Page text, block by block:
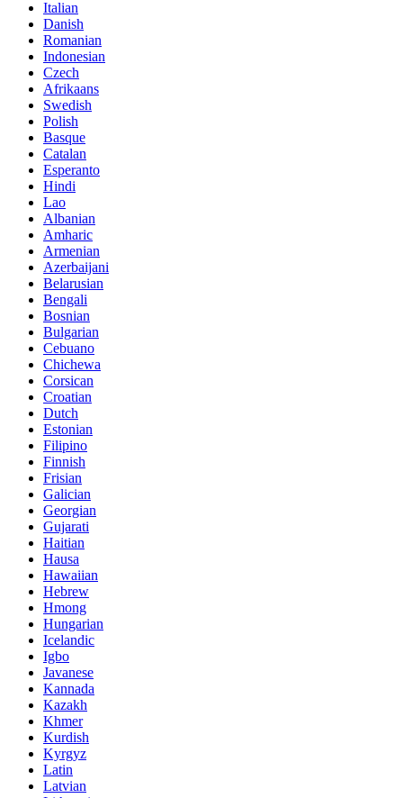
Italian
Danish
Romanian
Indonesian
Czech
Afrikaans
Swedish
Polish
Basque
Catalan
Esperanto
Hindi
Lao
Albanian
Amharic
Armenian
Azerbaijani
Belarusian
Bengali
Bosnian
Bulgarian
Cebuano
Chichewa
Corsican
Croatian
Dutch
Estonian
Filipino
Finnish
Frisian
Galician
Georgian
Gujarati
Haitian
Hausa
Hawaiian
Hebrew
Hmong
Hungarian
Icelandic
Igbo
Javanese
Kannada
Kazakh
Khmer
Kurdish
Kyrgyz
Latin
Latvian